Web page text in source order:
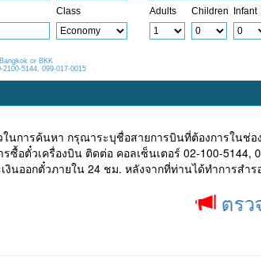
ในการค้นหา กรุณาระบุชื่อสายการบินที่ต้องการในช่
รซื้อตั๋วเครื่องบิน ติดต่อ คอลเซ็นเตอร์ 02-100-5144,
งินออกตั๋วภายใน 24 ชม. หลังจากที่ท่านได้ทำการสำร
ตรวจสอ